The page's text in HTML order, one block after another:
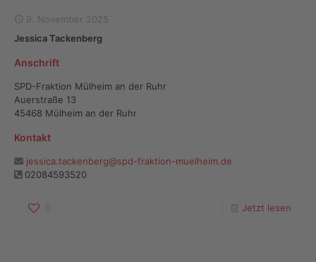
9. November 2025
Jessica Tackenberg
Anschrift
SPD-Fraktion Mülheim an der Ruhr
Auerstraße 13
45468 Mülheim an der Ruhr
Kontakt
jessica.tackenberg@spd-fraktion-muelheim.de
02084593520
0 Jetzt lesen